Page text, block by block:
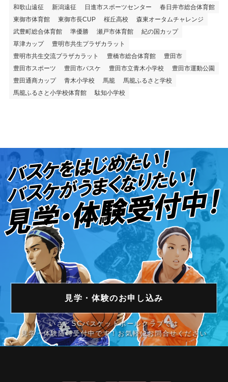
和歌山遠征
新潟遠征 日進市スポーツセンター
春日井市総合体育館
東御市体育館
東御市長CUP 桜丘高校
森東オータムチャレンジ
武豊町総合体育館
準優勝 瀬戸市体育館
紀の国カップ
草津カップ
豊明市共生プラザカラット
豊明市共生交流プラザカラット
豊橋市総合体育館
豊田市
豊田市スポーツ
豊田市バスケ 豊田市立青木小学校
豊田市運動公園
豊田通商カップ
青木小学校 馬籠
馬籠ふるさと学校
馬籠ふるさと小学校体育館
駄知小学校
見学・体験のお申し込み
いさとSCバスケットボールクラブでは
見学・体験随時受付中です！お気軽にお問合せください